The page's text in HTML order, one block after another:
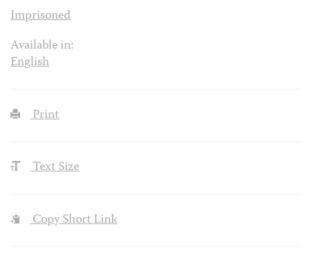
Imprisoned
Available in:
English
Print
Text Size
Copy Short Link